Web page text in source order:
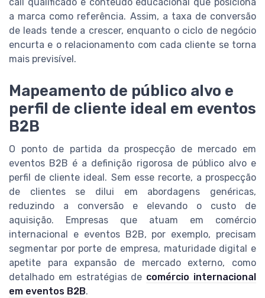
a marca como referência. Assim, a taxa de conversão
de leads tende a crescer, enquanto o ciclo de negócio
encurta e o relacionamento com cada cliente se torna
mais previsível.
Mapeamento de público alvo e
perfil de cliente ideal em eventos
B2B
O ponto de partida da prospecção de mercado em
eventos B2B é a definição rigorosa de público alvo e
perfil de cliente ideal. Sem esse recorte, a prospecção
de clientes se dilui em abordagens genéricas,
reduzindo a conversão e elevando o custo de
aquisição. Empresas que atuam em comércio
internacional e eventos B2B, por exemplo, precisam
segmentar por porte de empresa, maturidade digital e
apetite para expansão de mercado externo, como
detalhado em estratégias de comércio internacional
em eventos B2B.